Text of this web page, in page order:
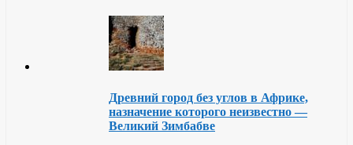
Древний город без углов в Африке,
назначение которого неизвестно —
Великий Зимбабве